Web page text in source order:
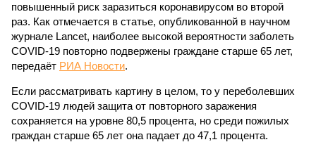
повышенный риск заразиться коронавирусом во второй
раз. Как отмечается в статье, опубликованной в научном
журнале Lancet, наиболее высокой вероятности заболеть
COVID-19 повторно подвержены граждане старше 65 лет,
передаёт РИА Новости.
Если рассматривать картину в целом, то у переболевших
COVID-19 людей защита от повторного заражения
сохраняется на уровне 80,5 процента, но среди пожилых
граждан старше 65 лет она падает до 47,1 процента.